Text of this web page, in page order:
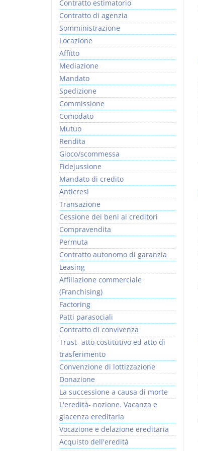
Contratto estimatorio
Contratto di agenzia
Somministrazione
Locazione
Affitto
Mediazione
Mandato
Spedizione
Commissione
Comodato
Mutuo
Rendita
Gioco/scommessa
Fidejussione
Mandato di credito
Anticresi
Transazione
Cessione dei beni ai creditori
Compravendita
Permuta
Contratto autonomo di garanzia
Leasing
Affiliazione commerciale
(Franchising)
Factoring
Patti parasociali
Contratto di convivenza
Trust- atto costitutivo ed atto di
trasferimento
Convenzione di lottizzazione
Donazione
La successione a causa di morte
L'eredità- nozione. Vacanza e
giacenza ereditaria
Vocazione e delazione ereditaria
Acquisto dell'eredità